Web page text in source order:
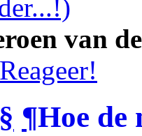
van
§ ¶Hoe de